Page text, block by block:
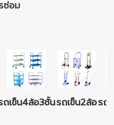
ซ่อม
ถเข็น4ล้อ3ชั้นรถเข็น2ล้อรถ